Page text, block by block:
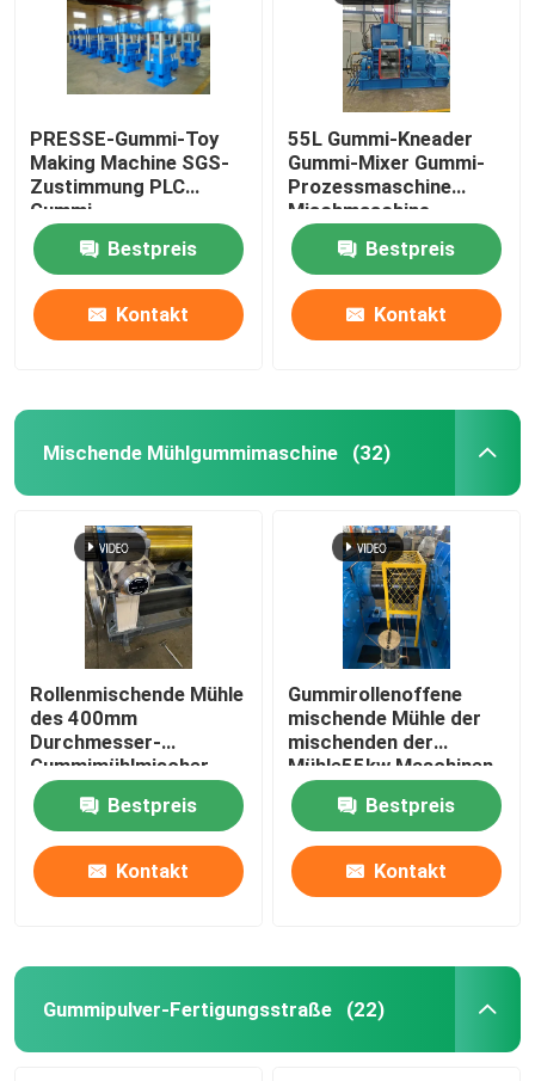
Produkte
PRESSE-Gummi-Toy
Making Machine SGS-
Zustimmung PLC
Gummi-
Vulkanisierungs
Bestpreis
Kontakt
55L Gummi-Kneader
Gummi-Mixer Gummi-
Prozessmaschine
Mischmaschine
Bestpreis
Kontakt
Mischende Mühlgummimaschine (32)
Rollenmischende Mühle
des 400mm
Durchmesser-
Gummimühlmischer-
37Kw zwei
Bestpreis
Kontakt
Gummirollenoffene
mischende Mühle der
mischenden der
Mühle55kw Maschinen-
XK450 zwei
Bestpreis
Kontakt
Gummipulver-Fertigungsstraße (22)